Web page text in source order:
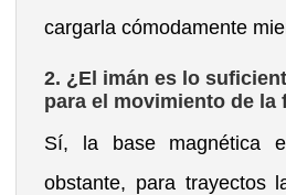
cargarla cómodamente
2. ¿El imán es lo
para el movimiento de la
Sí, la base magnética
obstante, para trayectos